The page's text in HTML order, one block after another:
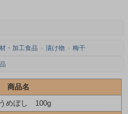
・加工食品 漬け物 梅干
商品名
めぼし 100g